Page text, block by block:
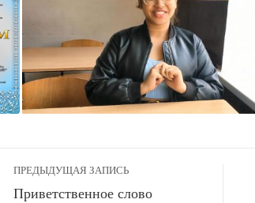
ПРЕДЫДУЩАЯ ЗАПИСЬ
Приветственное слово